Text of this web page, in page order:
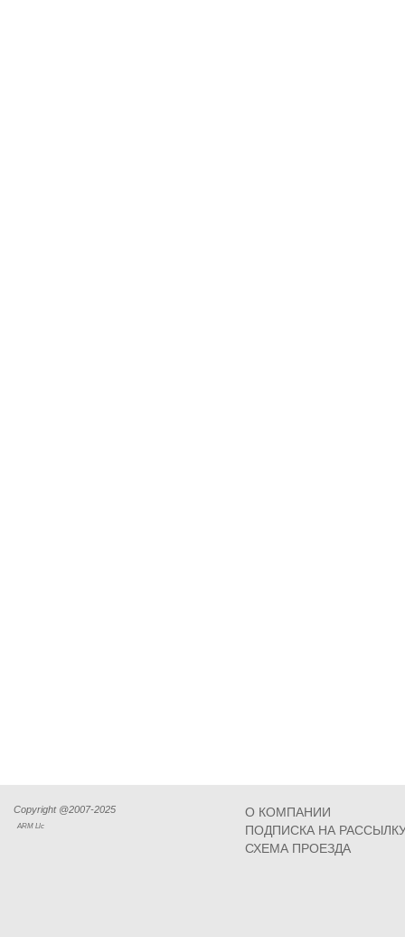
Copyright @2007-2025
ARM Llc
О КОМПАНИИ
ПОДПИСКА НА
СХЕМА ПРОЕЗДА